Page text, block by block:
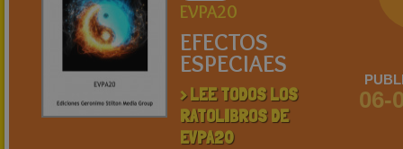
EVPA20
EFECTOS
ESPECIAES
> LEE TODOS LOS
RATOLIBROS DE
EVPA20
06-